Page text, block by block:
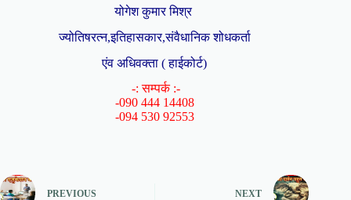
योगेश कुमार मिश्र
ज्योतिषरत्न,इतिहासकार,संवैधानिक शोधकर्ता
एंव अधिवक्ता ( हाईकोर्ट)
-: सम्पर्क :-
-090 444 14408
-094 530 92553
PREVIOUS NEXT